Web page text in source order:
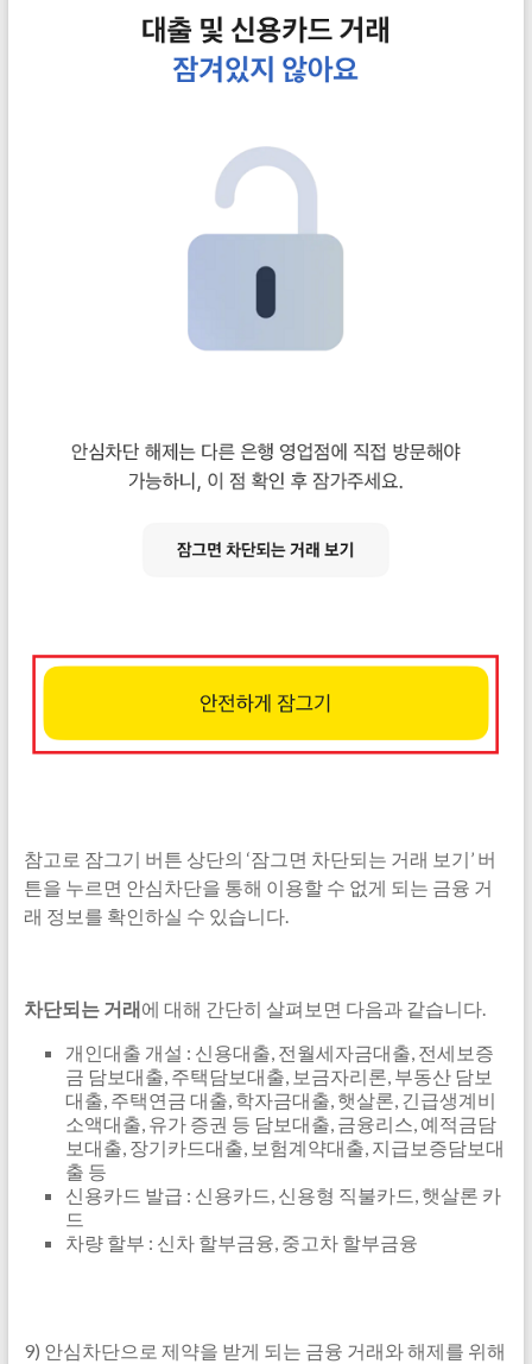
참고로 잠그기 버튼 상단의 ‘잠그면 차단되는 거래 보기’ 버
튼을 누르면 안심차단을 통해 이용할 수 없게 되는 금융 거
래 정보를 확인하실 수 있습니다.
차단되는 거래에 대해 간단히 살펴보면 다음과 같습니다.
개인대출 개설 : 신용대출, 전월세자금대출, 전세보증
금 담보대출, 주택담보대출, 보금자리론, 부동산 담보
대출, 주택연금 대출, 학자금대출, 햇살론, 긴급생계비
소액대출, 유가 증권 등 담보대출, 금융리스, 예적금담
보대출, 장기카드대출, 보험계약대출, 지급보증담보대
출 등
신용카드 발급 : 신용카드, 신용형 직불카드, 햇살론 카
드
차량 할부 : 신차 할부금융, 중고차 할부금융
9) 안심차단으로 제약을 받게 되는 금융 거래와 해제를 위해